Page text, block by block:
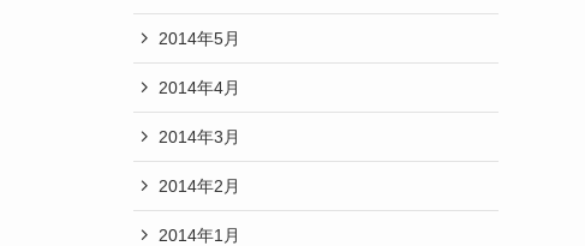
2014年5月
2014年4月
2014年3月
2014年2月
2014年1月